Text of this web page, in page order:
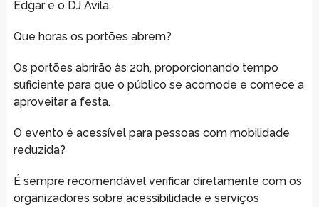
Edgar e o DJ Ávila.
Que horas os portões abrem?
Os portões abrirão às 20h, proporcionando tempo
suficiente para que o público se acomode e comece a
aproveitar a festa.
O evento é acessível para pessoas com mobilidade
reduzida?
É sempre recomendável verificar diretamente com os
organizadores sobre acessibilidade e serviços